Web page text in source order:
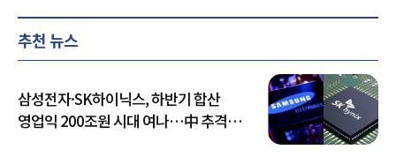
추천 뉴스
삼성전자·SK하이닉스, 하반기 합산
영업익 200조원 시대 여나…中 추격은